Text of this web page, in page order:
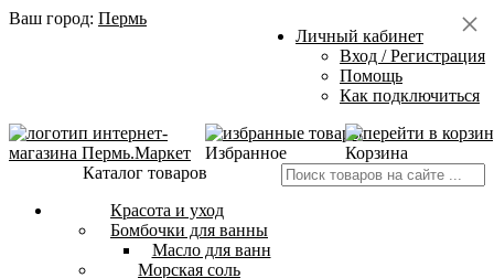
Ваш город: Пермь
Личный кабинет
Вход / Регистрация
Помощь
Как подключиться
Избранное
Корзина
Каталог товаров
Красота и уход
Бомбочки для ванны
Масло для ванн
Морская соль